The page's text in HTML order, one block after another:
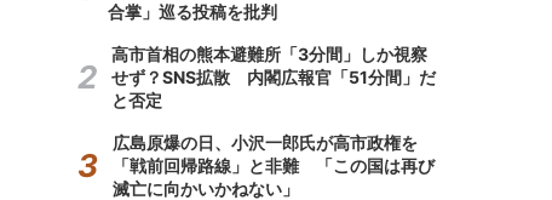
合掌」巡る投稿を批判
高市首相の熊本避難所「3分間」しか視察
せず？SNS拡散 内閣広報官「51分間」だ
と否定
広島原爆の日、小沢一郎氏が高市政権を
「戦前回帰路線」と非難 「この国は再び
滅亡に向かいかねない」